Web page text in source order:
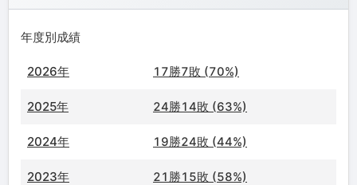
年度別成績
2026年 17勝7敗 (70%)
2025年 24勝14敗 (63%)
2024年 19勝24敗 (44%)
2023年 21勝15敗 (58%)